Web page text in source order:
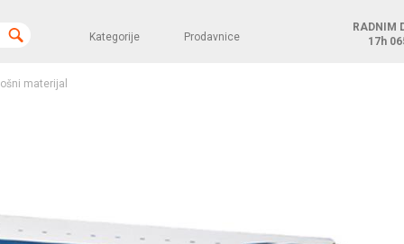
Kategorije Prodavnice
RADNIM
17h
materijal